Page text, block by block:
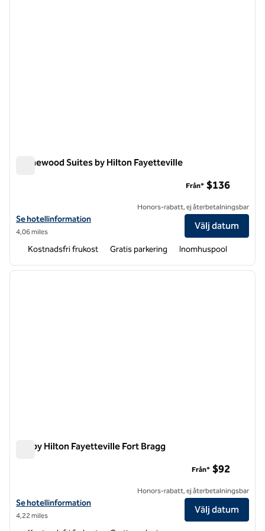
Homewood Suites by Hilton Fayetteville
Visa hotelluppgifter för Homewood Suites by Hilton Fayetteville
Se hotellinformation
4,06 miles
Från* $136
Honors-rabatt, ej återbetalningsbar
Välj datum
Kostnadsfri frukost Gratis parkering Inomhuspool
1 av 12
nästa
Tru by Hilton Fayetteville Fort Bragg
Visa hotelluppgifter för Tru by Hilton Fayetteville Fort Bragg
Se hotellinformation
4,22 miles
Från* $92
Honors-rabatt, ej återbetalningsbar
Välj datum